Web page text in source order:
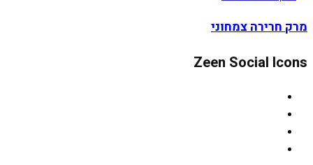
מרק חרירה צמחוני
Zeen Social Icons